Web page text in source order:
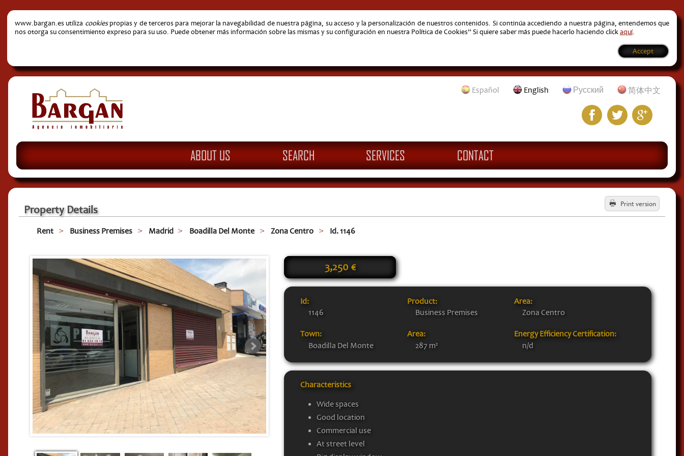
www.bargan.es utiliza cookiespropias y de terceros para mejorar la navegabilidad de nuestra página, su acceso y la personalización de nuestros contenidos. Si continúa accediendo a nuestra página, entendemos que
nos otorga su consentimiento expreso para su uso. Puede obtener más información sobre las mismas y su configuración en nuestra Política de Cookies” Si quiere saber más puede hacerlo haciendo clickaquí.
Accept
ABOUT US SEARCH SERVICES CONTACT
Español English Русский 简体中文
Property Details
Rent Business Premises Madrid Boadilla Del Monte Zona Centro Id. 1146
Print version
3,250 €
Id:
1146
Product:
Business Premises
Area:
Zona Centro
Town:
Boadilla Del Monte
Area:
287 m²
Energy Efficiency Certification:
n/d
Characteristics
Wide spaces
Good location
Commercial use
At street level